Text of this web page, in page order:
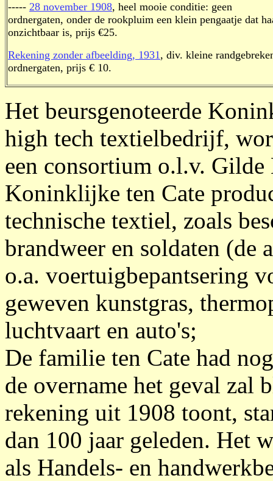
----- 28 november 1908, heel mooie conditie: geen
ordnergaten, onder de rookpluim een klein pengaatje dat
onzichtbaar is, prijs €25.
Rekening zonder afbeelding, 1931, div. kleine
ordnergaten, prijs € 10.
Het beursgenoteerde
high tech textielbedrijf,
een consortium o.l.v. Gilde
Koninklijke ten Cate
technische textiel, zoals
brandweer en soldaten
o.a. voertuigbepantsering
geweven kunstgras,
luchtvaart en auto's;
De familie ten Cate had
de overname het geval zal
rekening uit 1908 toont,
dan 100 jaar geleden. Het
als Handels- en